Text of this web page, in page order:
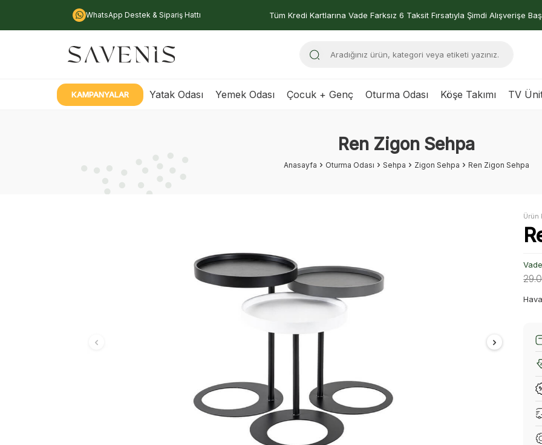
WhatsApp Destek & Sipariş Hattı Tüm Kredi Kartlarına Vade Farksız 6 Taksit Fırsatıyla Şimdi Alışverişe
KAMPANYALAR Yatak Odası Yemek Odası Çocuk + Genç Oturma Odası Köşe Takımı TV
Ren Zigon Sehpa
Anasayfa Oturma Odası Sehpa Zigon Sehpa Ren Zigon Sehpa
Ürün